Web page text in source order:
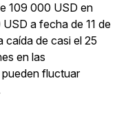
109 000 USD en
a fecha de 11 de
caída de casi el 25
en las
fluctuar